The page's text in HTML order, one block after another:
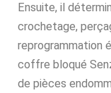
Ensuite, il
crochetage,
reprogrammation
coffre bloqué
de pièces